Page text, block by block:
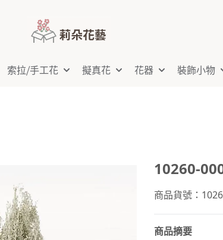
索拉⧸手工花 擬真花 花器 裝飾小物
10260-
商品貨號：
商品摘要